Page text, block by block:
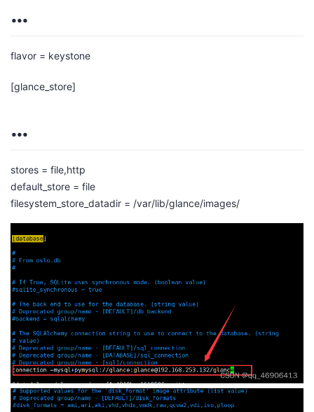
…
flavor = keystone
[glance_store]
…
stores = file,http
default_store = file
filesystem_store_datadir = /var/lib/glance/images/